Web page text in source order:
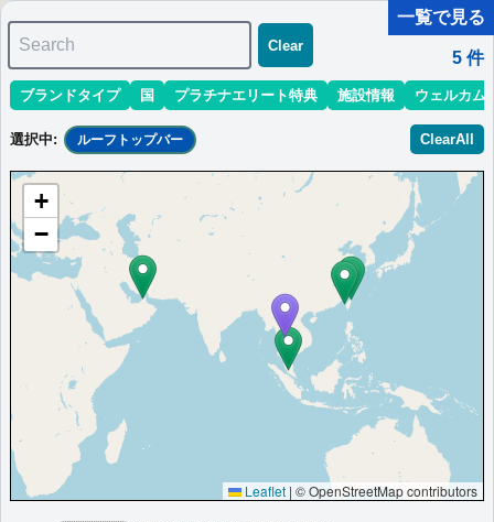
マリオット最新情報ホテル情報(アジア)ホテル特典攻略
1 - 5 件 / 全 5 件
並び替え: 最低価格目安 開業時期
フォーポイントバイシェラトン・バンコ
ク・プロンチット
Enjoy a relaxed stay at Four Points by Sheraton Bangkok
Ploenchit
バンコク
開業:2025年2
3,040
情報サイ
ト:YouTube
Marriott Bonvoyで価格をみる
プラチナエリート特典：
ウェルカムギフト朝食選択可,ラウンジアクセス有
（ラウンジ設置ホテルのみ）,客室アップグレード有（スイート含む）
一覧で見る
Search
Clear
5 件
ブランドタイプ 国 プラチナエリート特典 施設情報 ウェルカム
選択中: ルーフトップバー ClearAll
+
−
Leaflet | © OpenStreetMap contributors